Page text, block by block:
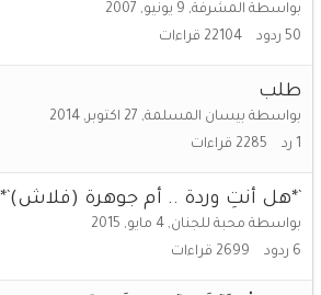
بواسطة المشرفة, 9 يونيو, 2007
50 ردود 22104 قراءات
طلب
بواسطة بيسان المسلمة, 27 اكتوبر, 2014
1 رد 2285 قراءات
`*هل أنتِ وردة .. أم جوهرة (فلاش)`*
بواسطة محبة للجنان, 4 مايو, 2015
6 ردود 2699 قراءات